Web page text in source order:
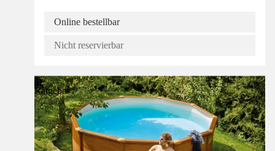
Online bestellbar
Nicht reservierbar
Ratgeber